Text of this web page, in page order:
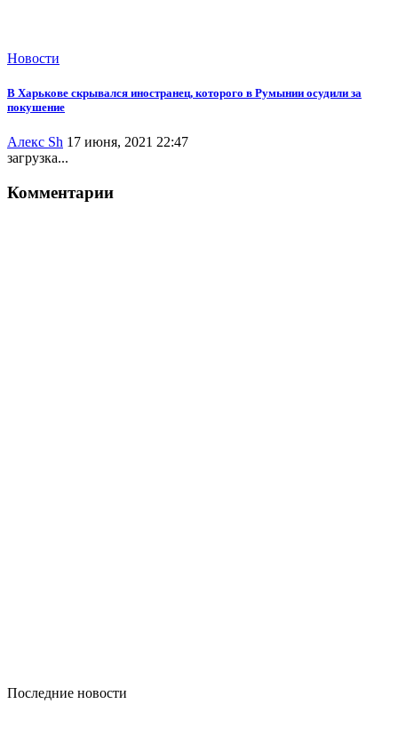
Новости
В Харькове скрывался иностранец, которого в Румынии осудили за
покушение
Алекс Sh 17 июня, 2021 22:47
загрузка...
Комментарии
Последние новости